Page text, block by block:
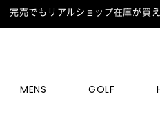
完売でもリアルショップ在庫が買
MENS GOLF